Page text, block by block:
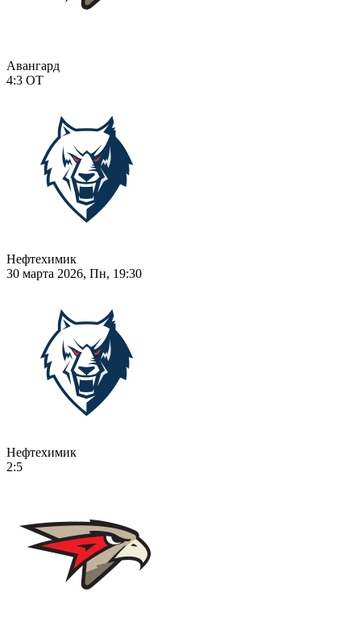
Авангард
4:3 ОТ
Нефтехимик
30 марта 2026, Пн, 19:30
Нефтехимик
2:5